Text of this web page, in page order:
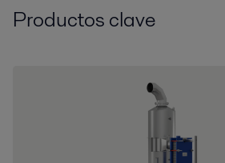
Productos clave